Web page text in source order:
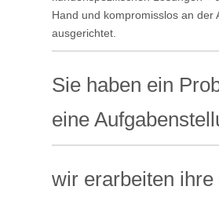
Hand und kompromisslos an der
ausgerichtet.
Sie haben ein
eine
wir erarbeiten ihre